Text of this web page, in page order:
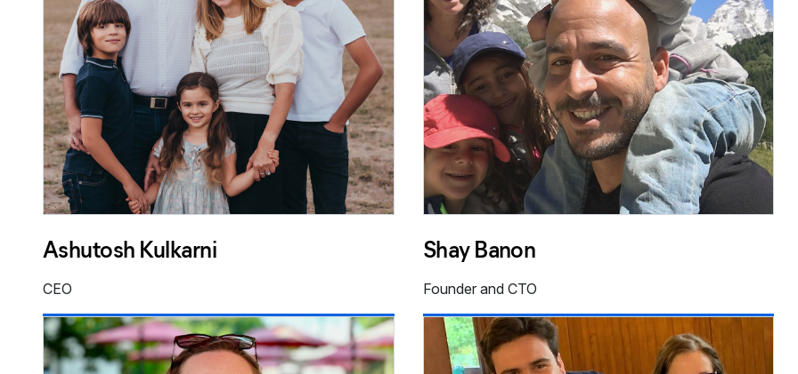
Ashutosh Kulkarni
CEO
Shay Banon
Founder and CTO